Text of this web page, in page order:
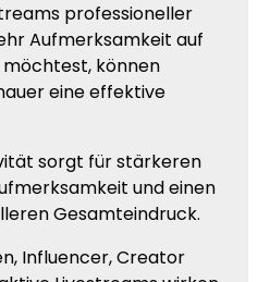
professioneller
Aufmerksamkeit auf
können
eine effektive
sorgt für stärkeren
und einen
Gesamteindruck.
Influencer, Creator